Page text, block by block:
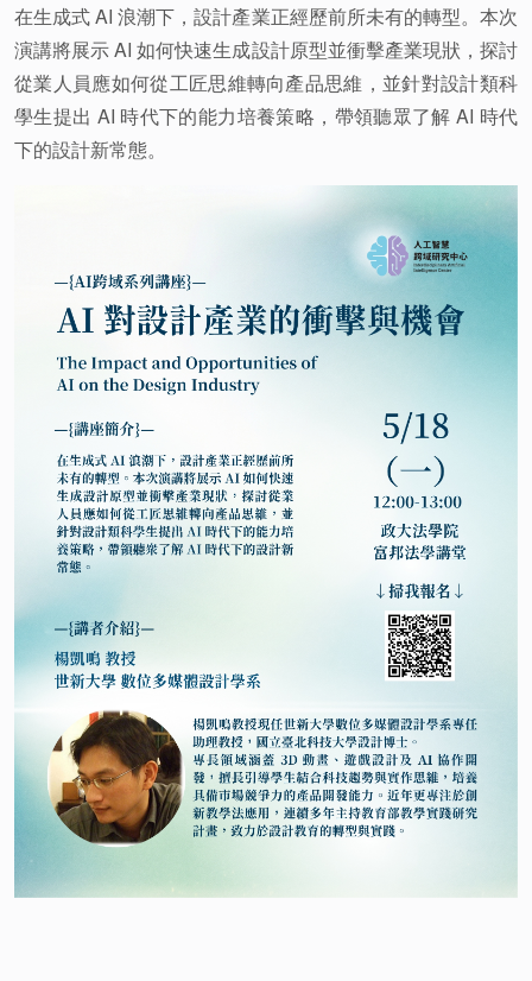
在生成式 AI 浪潮下，設計產業正經歷前所未有的轉型。本次
演講將展示 AI 如何快速生成設計原型並衝擊產業現狀，探討
從業人員應如何從工匠思維轉向產品思維，並針對設計類科
學生提出 AI 時代下的能力培養策略，帶領聽眾了解 AI 時代
下的設計新常態。